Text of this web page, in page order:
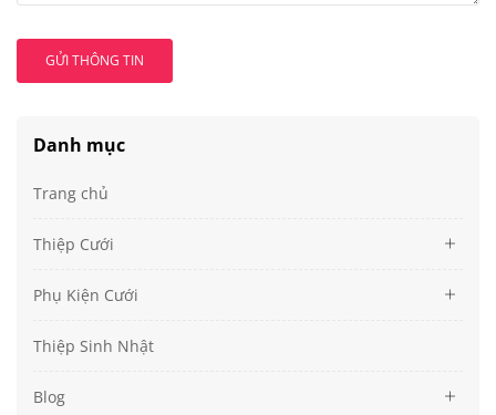
GỬI THÔNG TIN
Danh mục
Trang chủ
Thiệp Cưới
Phụ Kiện Cưới
Thiệp Sinh Nhật
Blog